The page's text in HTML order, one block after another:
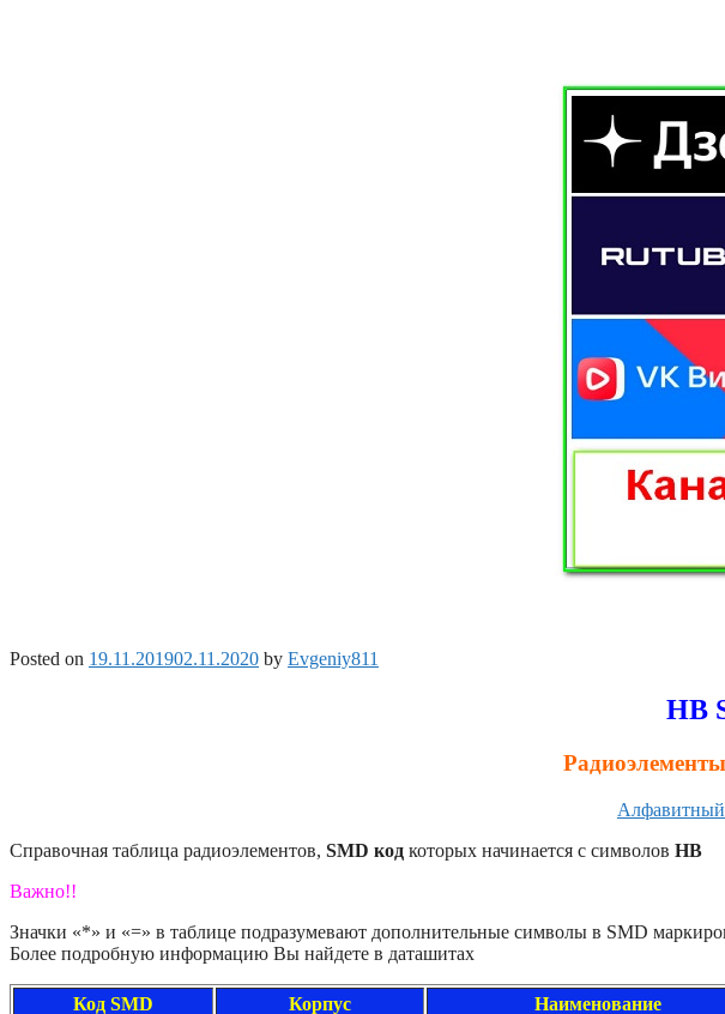
Posted on 19.11.201902.11.2020 by Evgeniy811
HB
Алфавитный
Справочная таблица радиоэлементов, SMD код которых начинается с символов HB
Важно!!
Значки «*» и «=» в таблице подразумевают дополнительные символы в SMD
Более подробную информацию Вы найдете в даташитах
Код SMD Корпус Наименование